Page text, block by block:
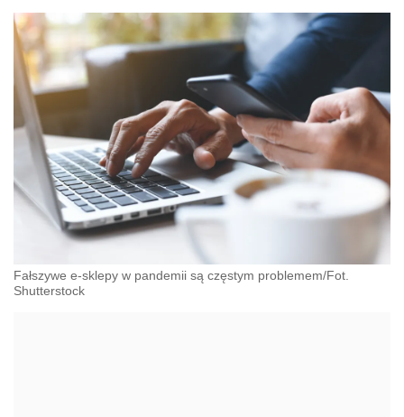
Fałszywe e-sklepy w pandemii są częstym problemem/Fot.
Shutterstock